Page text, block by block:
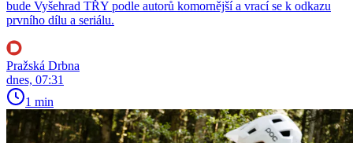
bude Vyšehrad TŘY podle autorů komornější a vrací se k odkazu
prvního dílu a seriálu.
Pražská Drbna
dnes, 07:31
1 min